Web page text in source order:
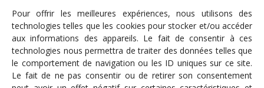
Pour offrir les meilleures expériences, nous utilisons des
technologies telles que les cookies pour stocker et/ou accéder
aux informations des appareils. Le fait de consentir à ces
technologies nous permettra de traiter des données telles que
le comportement de navigation ou les ID uniques sur ce site.
Le fait de ne pas consentir ou de retirer son consentement
Radio Judaica Strasbourg
Tous droits réservés